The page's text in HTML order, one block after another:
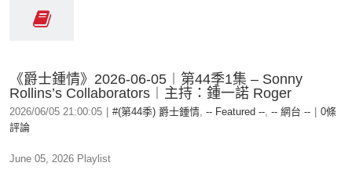
《爵士鍾情》2026-06-05︱第44季1集 – Sonny
Rollins’s Collaborators︱主持：鍾一諾 Roger
2026/06/05 21:00:05 #(第44季) 爵士鍾情, -- Featured --, -- 網台 --
0條
評論
June 05, 2026 Playlist